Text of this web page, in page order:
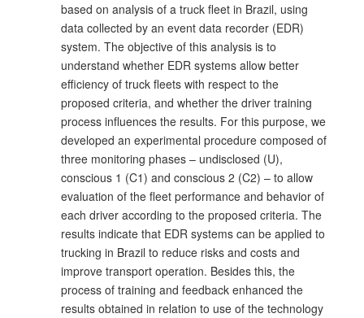
based on analysis of a truck fleet in Brazil, using
data collected by an event data recorder (EDR)
system. The objective of this analysis is to
understand whether EDR systems allow better
efficiency of truck fleets with respect to the
proposed criteria, and whether the driver training
process influences the results. For this purpose, we
developed an experimental procedure composed of
three monitoring phases – undisclosed (U),
conscious 1 (C1) and conscious 2 (C2) – to allow
evaluation of the fleet performance and behavior of
each driver according to the proposed criteria. The
results indicate that EDR systems can be applied to
trucking in Brazil to reduce risks and costs and
improve transport operation. Besides this, the
process of training and feedback enhanced the
results obtained in relation to use of the technology